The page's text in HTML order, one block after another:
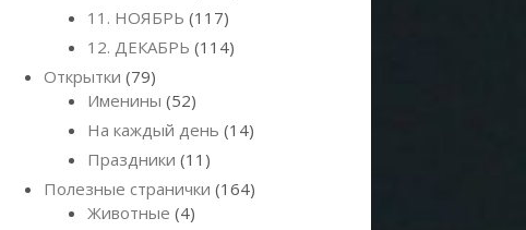
11. НОЯБРЬ (117)
12. ДЕКАБРЬ (114)
Открытки (79)
Именины (52)
На каждый день (14)
Праздники (11)
Полезные странички (164)
Животные (4)